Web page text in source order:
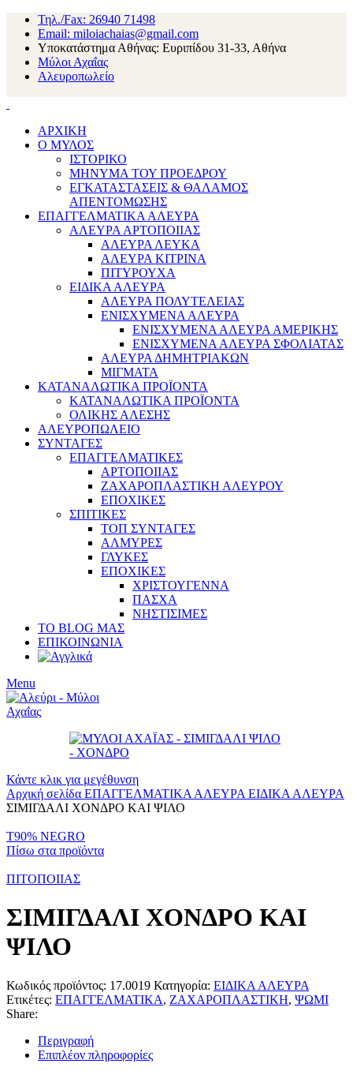
Τηλ./Fax: 26940 71498
Email: miloiachaias@gmail.com
Υποκατάστημα Αθήνας: Ευριπίδου 31-33, Αθήνα
Μύλοι Αχαΐας
Αλευροπωλείο
ΑΡΧΙΚΗ
Ο ΜΥΛΟΣ
ΙΣΤΟΡΙΚΟ
ΜΗΝΥΜΑ ΤΟΥ ΠΡΟΕΔΡΟΥ
ΕΓΚΑΤΑΣΤΑΣΕΙΣ & ΘΑΛΑΜΟΣ
ΑΠΕΝΤΟΜΩΣΗΣ
ΕΠΑΓΓΕΛΜΑΤΙΚΑ ΑΛΕΥΡΑ
ΑΛΕΥΡΑ ΑΡΤΟΠΟΙΙΑΣ
ΑΛΕΥΡΑ ΛΕΥΚΑ
ΑΛΕΥΡΑ ΚΙΤΡΙΝΑ
ΠΙΤΥΡΟΥΧΑ
ΕΙΔΙΚΑ ΑΛΕΥΡΑ
ΑΛΕΥΡΑ ΠΟΛΥΤΕΛΕΙΑΣ
ΕΝΙΣΧΥΜΕΝΑ ΑΛΕΥΡΑ
ΕΝΙΣΧΥΜΕΝΑ ΑΛΕΥΡΑ ΑΜΕΡΙΚΗΣ
ΕΝΙΣΧΥΜΕΝΑ ΑΛΕΥΡΑ ΣΦΟΛΙΑΤΑΣ
ΑΛΕΥΡΑ ΔΗΜΗΤΡΙΑΚΩΝ
ΜΙΓΜΑΤΑ
ΚΑΤΑΝΑΛΩΤΙΚΑ ΠΡΟΪΟΝΤΑ
ΚΑΤΑΝΑΛΩΤΙΚΑ ΠΡΟΪΟΝΤΑ
ΟΛΙΚΗΣ ΑΛΕΣΗΣ
ΑΛΕΥΡΟΠΩΛΕΙΟ
ΣΥΝΤΑΓΕΣ
ΕΠΑΓΓΕΛΜΑΤΙΚΕΣ
ΑΡΤΟΠΟΙΙΑΣ
ΖΑΧΑΡΟΠΛΑΣΤΙΚΗ ΑΛΕΥΡΟΥ
ΕΠΟΧΙΚΕΣ
ΣΠΙΤΙΚΕΣ
ΤΟΠ ΣΥΝΤΑΓΕΣ
ΑΛΜΥΡΕΣ
ΓΛΥΚΕΣ
ΕΠΟΧΙΚΕΣ
ΧΡΙΣΤΟΥΓΕΝΝΑ
ΠΑΣΧΑ
ΝΗΣΤΙΣΙΜΕΣ
ΤΟ BLOG ΜΑΣ
ΕΠΙΚΟΙΝΩΝΙΑ
Menu
Κάντε κλικ για μεγέθυνση
Αρχική σελίδα ΕΠΑΓΓΕΛΜΑΤΙΚΑ ΑΛΕΥΡΑ ΕΙΔΙΚΑ ΑΛΕΥΡΑ
ΣΙΜΙΓΔΑΛΙ ΧΟΝΔΡΟ ΚΑΙ ΨΙΛΟ
T90% NEGRO
Πίσω στα προϊόντα
ΠΙΤΟΠΟΙΙΑΣ
ΣΙΜΙΓΔΑΛΙ ΧΟΝΔΡΟ ΚΑΙ
ΨΙΛΟ
Κωδικός προϊόντος: 17.0019 Κατηγορία: ΕΙΔΙΚΑ ΑΛΕΥΡΑ
Ετικέτες: ΕΠΑΓΓΕΛΜΑΤΙΚΑ, ΖΑΧΑΡΟΠΛΑΣΤΙΚΗ, ΨΩΜΙ
Share:
Περιγραφή
Επιπλέον πληροφορίες